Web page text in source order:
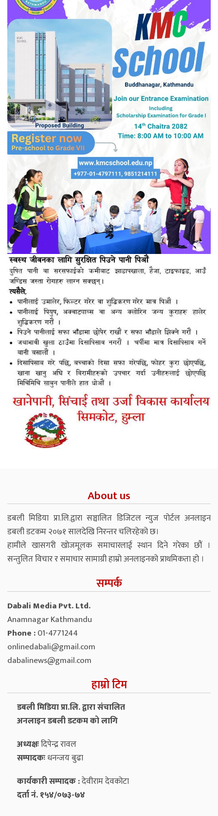
About us
डबली मिडिया प्रा.लि.द्वारा सञ्चालित डिजिटल न्युज पोर्टल अनलाइन
डबली डटकम २०७१ सालदेखि निरन्तर चलिरहेको छ।
हामीले खासगरी खोजमूलक समाचारलाई स्थान दिने गरेका छौं ।
सन्तुलित विचार र समाचार सामाग्री हाम्रो अनलाइनको प्राथमिकता हो ।
सम्पर्क
Dabali Media Pvt. Ltd.
Anamnagar Kathmandu
Phone :01-4771244
onlinedabali@gmail.com
dabalinews@gmail.com
हाम्रो टिम
डबली मिडिया प्रा.लि. द्वारा संचालित
अनलाइन डबली डटकम को लागि
अध्यक्षःदिपेन्द्र रावल
सम्पादकःधनन्‍जय बुढा
कार्यकारी सम्पादक :देवीराम देवकोटा
दर्ता नं. १५४/०७३-७४